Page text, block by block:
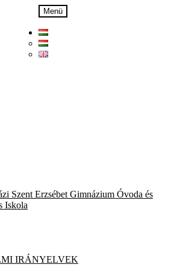
Menü
Szent Erzsébet Gimnázium Óvoda és
Iskola
IRÁNYELVEK